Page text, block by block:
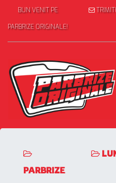
BUN VENIT PE
PARBRIZE ORIGINALE!
PARBRIZE